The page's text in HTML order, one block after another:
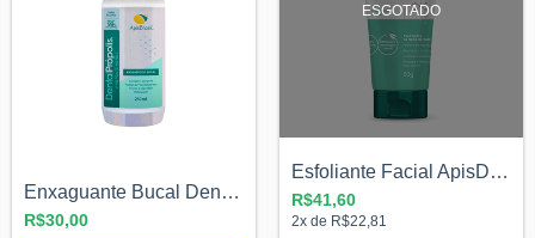
Enxaguante Bucal DentalPrópolis - 250ml
R$30,00
ESGOTADO
Esfoliante Facial ApisDerm - 60g
R$41,60
2x de R$22,81